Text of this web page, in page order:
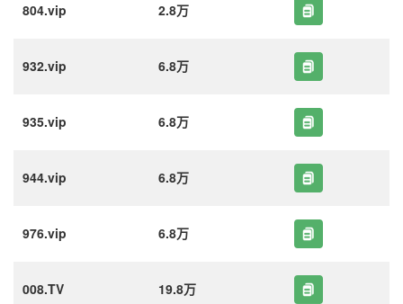
804.vip 2.8万
932.vip 6.8万
935.vip 6.8万
944.vip 6.8万
976.vip 6.8万
008.TV 19.8万